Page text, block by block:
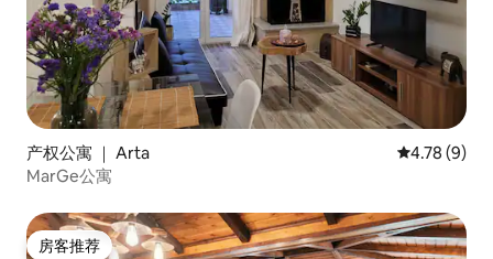
产权公寓 ｜ Arta 平均评分
4.78 (9)
MarGe公寓
房客推荐
房客推荐